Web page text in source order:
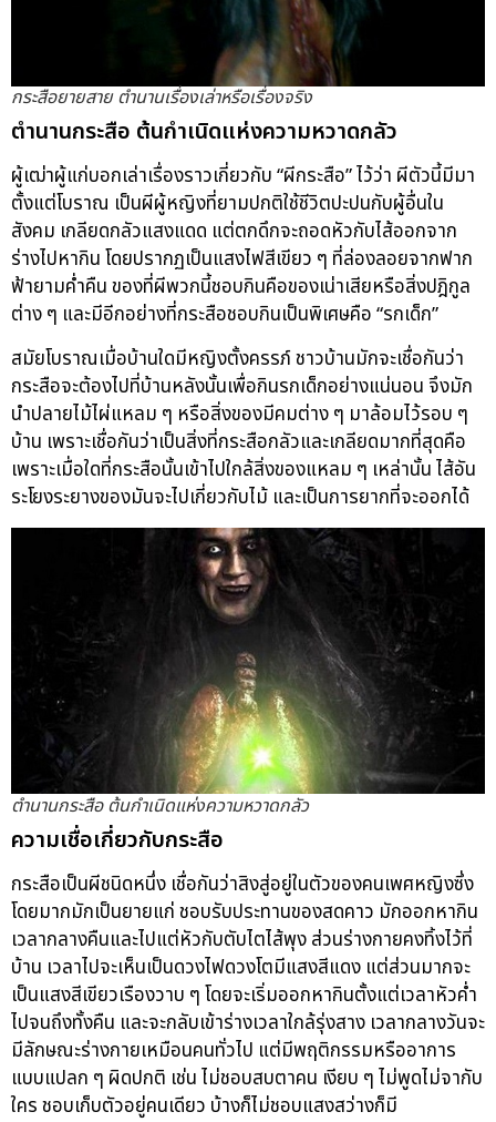
กระสือยายสาย ตำนานเรื่องเล่าหรือเรื่องจริง
ตำนานกระสือ ต้นกำเนิดแห่งความหวาดกลัว
ผู้เฒ่าผู้แก่บอกเล่าเรื่องราวเกี่ยวกับ “ผีกระสือ” ไว้ว่า ผีตัวนี้มีมา
ตั้งแต่โบราณ เป็นผีผู้หญิงที่ยามปกติใช้ชีวิตปะปนกับผู้อื่นใน
สังคม เกลียดกลัวแสงแดด แต่ตกดึกจะถอดหัวกับไส้ออกจาก
ร่างไปหากิน โดยปรากฏเป็นแสงไฟสีเขียว ๆ ที่ล่องลอยจากฟาก
ฟ้ายามค่ำคืน ของที่ผีพวกนี้ชอบกินคือของเน่าเสียหรือสิ่งปฎิกูล
ต่าง ๆ และมีอีกอย่างที่กระสือชอบกินเป็นพิเศษคือ “รกเด็ก”
สมัยโบราณเมื่อบ้านใดมีหญิงตั้งครรภ์ ชาวบ้านมักจะเชื่อกันว่า
กระสือจะต้องไปที่บ้านหลังนั้นเพื่อกินรกเด็กอย่างแน่นอน จึงมัก
นำปลายไม้ไผ่แหลม ๆ หรือสิ่งของมีคมต่าง ๆ มาล้อมไว้รอบ ๆ
บ้าน เพราะเชื่อกันว่าเป็นสิ่งที่กระสือกลัวและเกลียดมากที่สุดคือ
เพราะเมื่อใดที่กระสือนั้นเข้าไปใกล้สิ่งของแหลม ๆ เหล่านั้น ไส้อัน
ระโยงระยางของมันจะไปเกี่ยวกับไม้ และเป็นการยากที่จะออกได้
ตำนานกระสือ ต้นกำเนิดแห่งความหวาดกลัว
ความเชื่อเกี่ยวกับกระสือ
กระสือเป็นผีชนิดหนึ่ง เชื่อกันว่าสิงสู่อยู่ในตัวของคนเพศหญิงซึ่ง
โดยมากมักเป็นยายแก่ ชอบรับประทานของสดคาว มักออกหากิน
เวลากลางคืนและไปแต่หัวกับตับไตไส้พุง ส่วนร่างกายคงทิ้งไว้ที่
บ้าน เวลาไปจะเห็นเป็นดวงไฟดวงโตมีแสงสีแดง แต่ส่วนมากจะ
เป็นแสงสีเขียวเรืองวาบ ๆ โดยจะเริ่มออกหากินตั้งแต่เวลาหัวค่ำ
ไปจนถึงทั้งคืน และจะกลับเข้าร่างเวลาใกล้รุ่งสาง เวลากลางวันจะ
มีลักษณะร่างกายเหมือนคนทั่วไป แต่มีพฤติกรรมหรืออาการ
แบบแปลก ๆ ผิดปกติ เช่น ไม่ชอบสบตาคน เงียบ ๆ ไม่พูดไม่จากับ
ใคร ชอบเก็บตัวอยู่คนเดียว บ้างก็ไม่ชอบแสงสว่างก็มี